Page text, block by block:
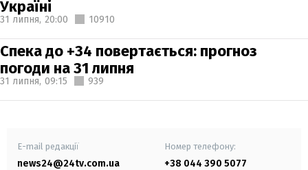
Україні
31 липня, 20:00 10910
Спека до +34 повертається: прогноз
погоди на 31 липня
31 липня, 09:15 939
E-mail редакції
news24@24tv.com.ua
Номер телефону:
+38 044 390 5077